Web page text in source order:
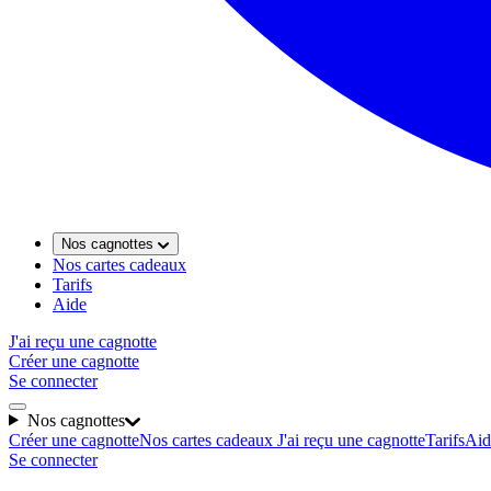
Nos cagnottes
Nos cartes cadeaux
Tarifs
Aide
J'ai reçu une cagnotte
Créer une cagnotte
Se connecter
Nos cagnottes
Créer une cagnotteNos cartes cadeaux J'ai reçu une cagnotteTarifs
Se connecter